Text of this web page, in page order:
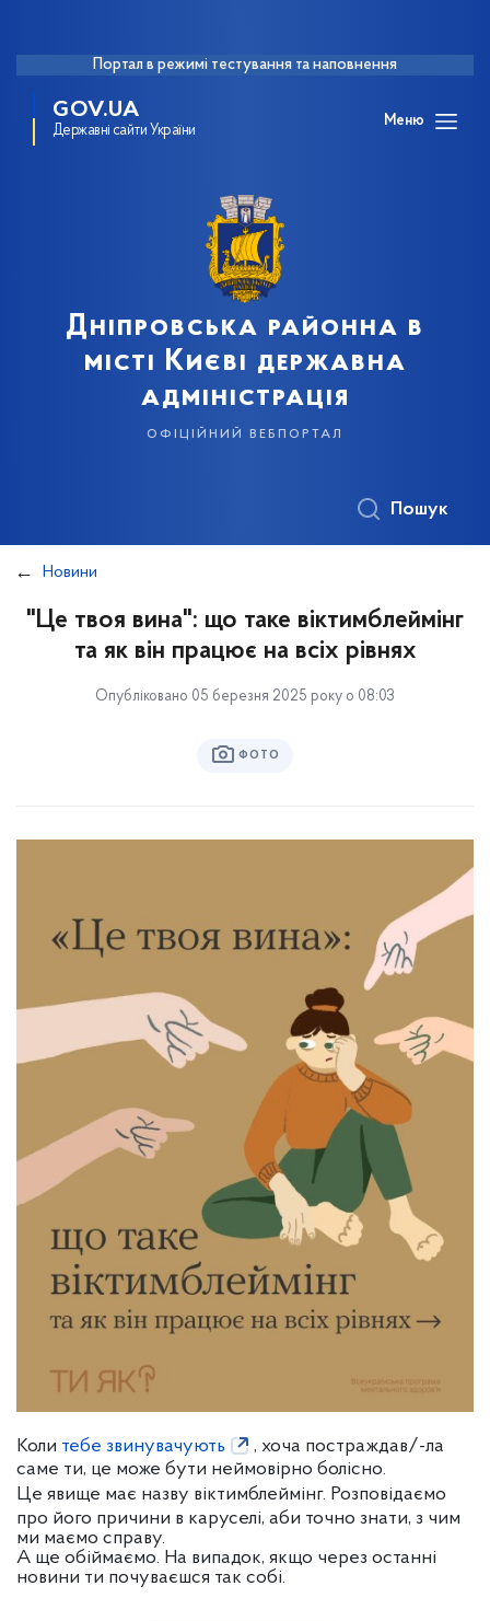
Портал в режимі тестування та наповнення
GOV.UA
Державні сайти України
Меню
Дніпровська районна в
місті Києві державна
адміністрація
офіційний вебпортал
Пошук
Новини
"Це твоя вина": що таке віктимблеймінг
та як він працює на всіх рівнях
Опубліковано 05 березня 2025 року о 08:03
ФОТО
Коли тебе звинувачують
, хоча постраждав/-ла
саме ти, це може бути неймовірно болісно.
Це явище має назву віктимблеймінг. Розповідаємо
про його причини в каруселі, аби точно знати, з чим
ми маємо справу.
А ще обіймаємо. На випадок, якщо через останні
новини ти почуваєшся так собі.